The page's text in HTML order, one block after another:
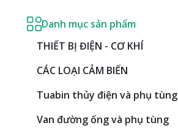
Danh mục sản phẩm
THIẾT BỊ ĐIỆN - CƠ KHÍ
CÁC LOẠI CẢM BIẾN
Tuabin thủy điện và phụ tùng
Van đường ống và phụ tùng